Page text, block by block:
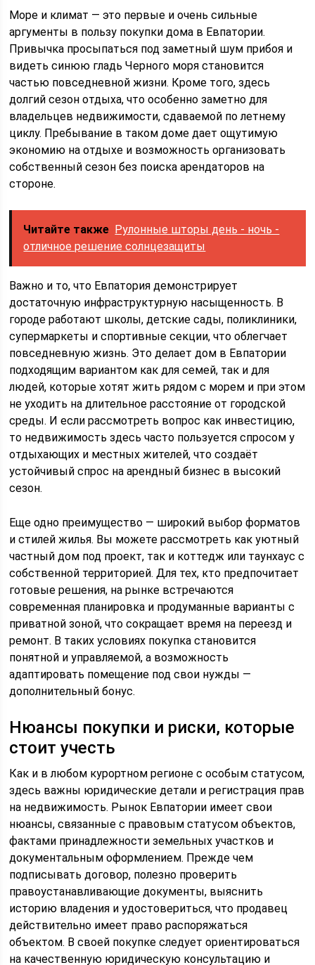
Море и климат — это первые и очень сильные
аргументы в пользу покупки дома в Евпатории.
Привычка просыпаться под заметный шум прибоя и
видеть синюю гладь Черного моря становится
частью повседневной жизни. Кроме того, здесь
долгий сезон отдыха, что особенно заметно для
владельцев недвижимости, сдаваемой по летнему
циклу. Пребывание в таком доме дает ощутимую
экономию на отдыхе и возможность организовать
собственный сезон без поиска арендаторов на
стороне.
Читайте также Рулонные шторы день - ночь -
отличное решение солнцезащиты
Важно и то, что Евпатория демонстрирует
достаточную инфраструктурную насыщенность. В
городе работают школы, детские сады, поликлиники,
супермаркеты и спортивные секции, что облегчает
повседневную жизнь. Это делает дом в Евпатории
подходящим вариантом как для семей, так и для
людей, которые хотят жить рядом с морем и при этом
не уходить на длительное расстояние от городской
среды. И если рассмотреть вопрос как инвестицию,
то недвижимость здесь часто пользуется спросом у
отдыхающих и местных жителей, что создаёт
устойчивый спрос на арендный бизнес в высокий
сезон.
Еще одно преимущество — широкий выбор форматов
и стилей жилья. Вы можете рассмотреть как уютный
частный дом под проект, так и коттедж или таунхаус с
собственной территорией. Для тех, кто предпочитает
готовые решения, на рынке встречаются
современная планировка и продуманные варианты с
приватной зоной, что сокращает время на переезд и
ремонт. В таких условиях покупка становится
понятной и управляемой, а возможность
адаптировать помещение под свои нужды —
дополнительный бонус.
Нюансы покупки и риски, которые
стоит учесть
Как и в любом курортном регионе с особым статусом,
здесь важны юридические детали и регистрация прав
на недвижимость. Рынок Евпатории имеет свои
нюансы, связанные с правовым статусом объектов,
фактами принадлежности земельных участков и
документальным оформлением. Прежде чем
подписывать договор, полезно проверить
правоустанавливающие документы, выяснить
историю владения и удостовериться, что продавец
действительно имеет право распоряжаться
объектом. В своей покупке следует ориентироваться
на качественную юридическую консультацию и